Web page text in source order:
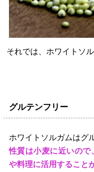
それでは、ホワイトソ
グルテンフリー
ホワイトソルガムはグ
性質は小麦に近いので
や料理に活用すること